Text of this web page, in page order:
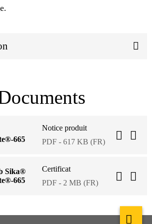
665
Notice produit
PDF - 617 KB (FR)
Sika®
665
Certificat
PDF - 2 MB (FR)